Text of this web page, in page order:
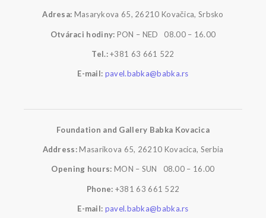
Adresa: Masarykova 65, 26210 Kovačica, Srbsko
Otváraci hodiny: PON – NED 08.00 – 16.00
Tel.:+381 63 661 522
E-mail: pavel.babka@babka.rs
Foundation and Gallery Babka Kovacica
Address:Masarikova 65, 26210 Kovacica, Serbia
Opening hours: MON – SUN 08.00 – 16.00
Phone: +381 63 661 522
E-mail: pavel.babka@babka.rs